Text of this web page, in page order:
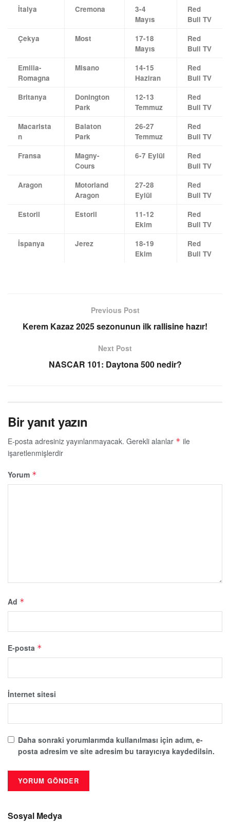
İtalya Cremona
3-4
Mayıs
Red
Bull TV
Çekya
Most
17-18
Mayıs
Red
Bull TV
Emilia-
Romagna
Misano
14-15
Haziran
Red
Bull TV
Britanya
Donington
Park
12-13
Temmuz
Red
Bull TV
Macarista
n
Balaton
Park
26-27
Temmuz
Red
Bull TV
Fransa
Magny-
Cours
6-7 Eylül
Red
Bull TV
Aragon
Motorland
Aragon
27-28
Eylül
Red
Bull TV
Estoril
Estoril
11-12
Ekim
Red
Bull TV
İspanya
Jerez
18-19
Ekim
Red
Bull TV
Previous Post
Kerem Kazaz 2025 sezonunun ilk rallisine hazır!
Next Post
NASCAR 101: Daytona 500 nedir?
Bir yanıt yazın
E-posta adresiniz yayınlanmayacak. Gerekli alanlar * ile
işaretlenmişlerdir
Yorum *
Ad *
E-posta *
İnternet sitesi
Daha sonraki yorumlarımda kullanılması için adım, e-
posta adresim ve site adresim bu tarayıcıya kaydedilsin.
Sosyal Medya